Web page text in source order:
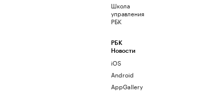
Школа
управления
РБК
РБК
Новости
iOS
Android
AppGallery